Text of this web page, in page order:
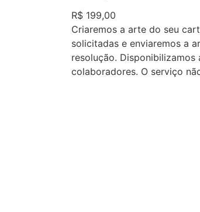
R$ 199,00
Criaremos a arte do seu
solicitadas e enviaremos a
resolução.
colaboradores. O serviço